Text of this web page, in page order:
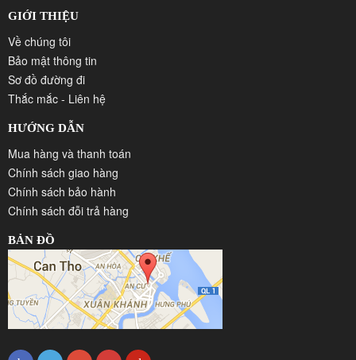
GIỚI THIỆU
Về chúng tôi
Bảo mật thông tin
Sơ đồ đường đi
Thắc mắc - Liên hệ
HƯỚNG DẪN
Mua hàng và thanh toán
Chính sách giao hàng
Chính sách bảo hành
Chính sách đỗi trả hàng
BẢN ĐỒ